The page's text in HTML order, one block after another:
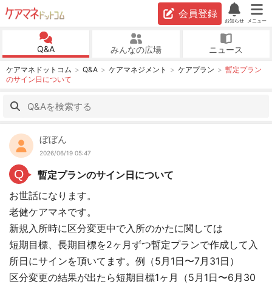
会員登録
お知らせ メニュー
Q&A みんなの広場 ニュース
ケアマネドットコム Q&A ケアマネジメント ケアプラン
暫定プラン
のサイン日について
ぼぼん
2026/06/19 05:47
Q
暫定プランのサイン日について
お世話になります。
老健ケアマネです。
新規入所時に区分変更中で入所のかたに関しては
短期目標、長期目標を2ヶ月ずつ暫定プランで作成して入
所日にサインを頂いてます。例（5月1日〜7月31日）
区分変更の結果が出たら短期目標1ヶ月（5月1日〜6月30